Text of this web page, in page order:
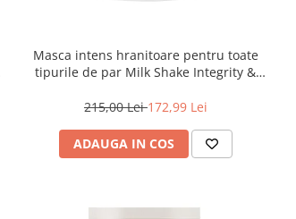
Masca intens hranitoare pentru toate
tipurile de par Milk Shake Integrity &
215,00 Lei172,99 Lei
ADAUGA IN COS